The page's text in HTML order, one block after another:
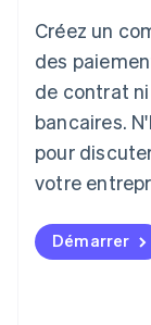
Créez un
des
de contrat
bancaires.
pour
votre
Démarrer
Lettonie
English
Deutsch
Lituanie
Français
English简体中
Malte